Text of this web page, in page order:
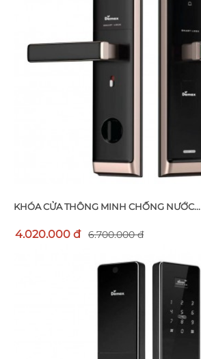
KHÓA CỬA THÔNG MINH CHỐNG NƯỚC...
4.020.000 đ 6.700.000 đ